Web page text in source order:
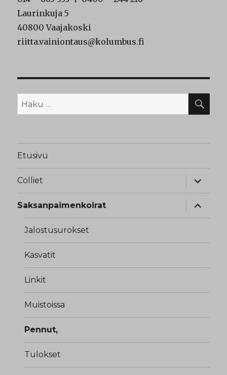
Laurinkuja 5
40800 Vaajakoski
riitta.vainiontaus@kolumbus.fi
Etsi:
Etusivu
Colliet
näytä
Saksanpaimenkoirat
näytä
Jalostusurokset
Kasvatit
Linkit
Muistoissa
Pennut,
Tulokset